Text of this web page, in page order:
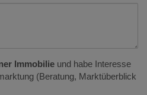
Immobilie und habe Interesse
(Beratung, Marktüberblick